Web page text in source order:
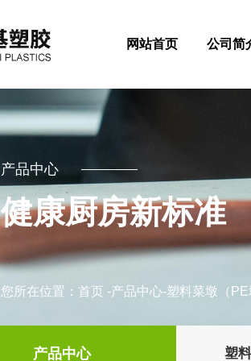
网站首页 公司简
产品中心
健康厨房新标准
您所在位置： 首页 -产品中心-塑料菜墩（
产品中心 塑